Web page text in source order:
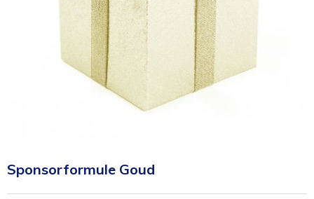
Sponsorformule Goud